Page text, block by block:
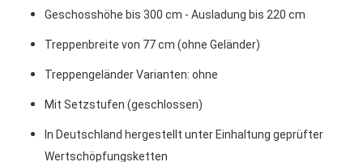
Geschosshöhe bis 300 cm - Ausladung bis 220 cm
Treppenbreite von 77 cm (ohne Geländer)
Treppengeländer Varianten: ohne
Mit Setzstufen (geschlossen)
In Deutschland hergestellt unter Einhaltung geprüfter
Wertschöpfungsketten